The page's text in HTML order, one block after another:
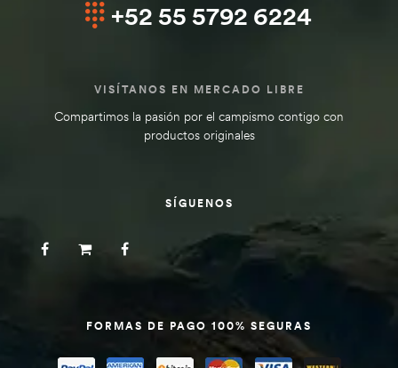
+52 55 5792 6224
VISÍTANOS EN MERCADO LIBRE
Compartimos la pasión por el campismo contigo con
productos originales
SÍGUENOS
FORMAS DE PAGO 100% SEGURAS